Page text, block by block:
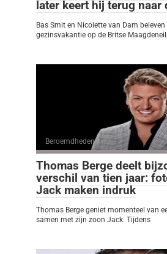
later keert hij terug naar
Bas Smit en Nicolette van Dam
gezinsvakantie op de Britse
Beroemdheden
Thomas Berge deelt
verschil van tien jaar:
Jack maken indruk
Thomas Berge geniet momenteel van
samen met zijn zoon Jack. Tijdens